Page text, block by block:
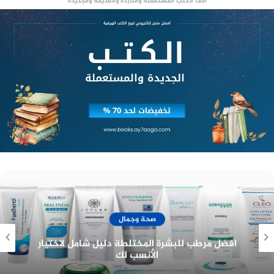
وناقش اللقاء، سبل تعزيز التعاون لنقل الخبرات
المصرية الواسعة في مجالات التغطية الصحية الشاملة
والرعاية الطبية المتقدمة والتحول الرقمي للخدمات
إلى دولة غانا، كما بحث اللقاء أوجه التعاون في مجال
السياحة العلاجية، حيث أكد الدكتور أحمد السبكي، أن
الدولة المصرية ممثلة في الهيئة العامة للرعاية الصحية
تمتلك منشآت صحية معتمدة وفقًا لأحدث معايير
الجودة ومهارات وخبرات كبيرة وبرامج للسياحة
العلاجية تؤهلها بأن تصبح الوجهة الأولى للوافدين من
منصة وساطة لبيع العقارات مجانا
صحة وجمال
افضل غسول مهبلي معطر